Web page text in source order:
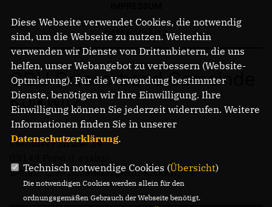
DATENSCHUTZ
CDU Ortsverband Gemeinde
Kolkwitz
Cottbuser Straße 29
E-Mail: martin.heusler@cdu-kolkwitz.de
Diese Webseite verwendet Cookies, die notwendig
sind, um die Webseite zu nutzen. Weiterhin
verwenden wir Dienste von Drittanbietern, die uns
helfen, unser Webangebot zu verbessern (Website-
Optmierung). Für die Verwendung bestimmter
Dienste, benötigen wir Ihre Einwilligung. Ihre
Einwilligung können Sie jederzeit widerrufen. Weitere
Informationen finden Sie in unserer
Datenschutzerklärung.
Technisch notwendige Cookies (Übersicht)
Die notwendigen Cookies werden allein für den
ordnungsgemäßen Gebrauch der Webseite benötigt.